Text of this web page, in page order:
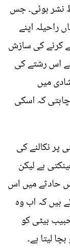
نشر ہوئی۔ جس
راحیلہ اپنے
کرنے کی سازش
اس رشتے کی
میں
کہ اسکی
پر نکالنے کی
ہے لیکن
حادثے میں اس
ہیں کہ اب وہ
بیٹی کو
لیتا ہے۔